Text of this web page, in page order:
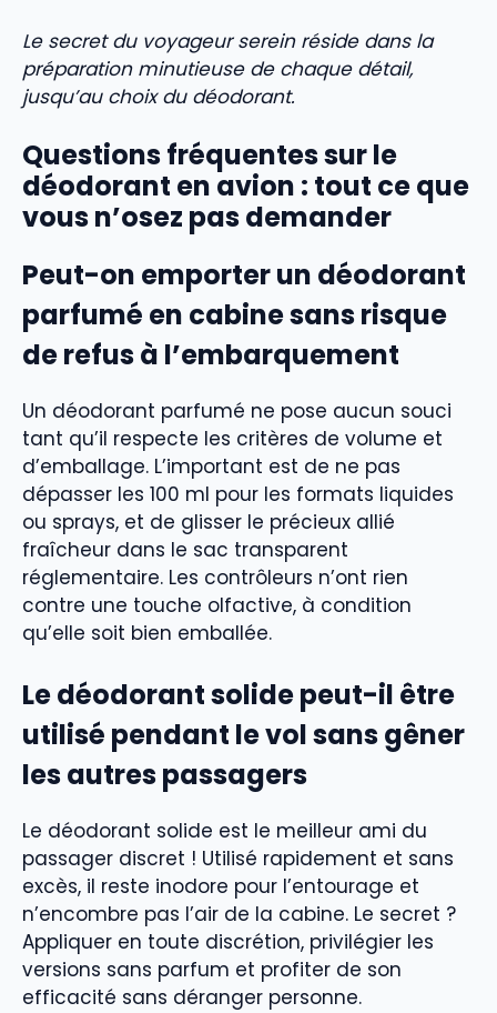
Le secret du voyageur serein réside dans la
préparation minutieuse de chaque détail,
jusqu’au choix du déodorant.
Questions fréquentes sur le
déodorant en avion : tout ce que
vous n’osez pas demander
Peut-on emporter un déodorant
parfumé en cabine sans risque
de refus à l’embarquement
Un déodorant parfumé ne pose aucun souci
tant qu’il respecte les critères de volume et
d’emballage. L’important est de ne pas
dépasser les 100 ml pour les formats liquides
ou sprays, et de glisser le précieux allié
fraîcheur dans le sac transparent
réglementaire. Les contrôleurs n’ont rien
contre une touche olfactive, à condition
qu’elle soit bien emballée.
Le déodorant solide peut-il être
utilisé pendant le vol sans gêner
les autres passagers
Le déodorant solide est le meilleur ami du
passager discret ! Utilisé rapidement et sans
excès, il reste inodore pour l’entourage et
n’encombre pas l’air de la cabine. Le secret ?
Appliquer en toute discrétion, privilégier les
versions sans parfum et profiter de son
efficacité sans déranger personne.